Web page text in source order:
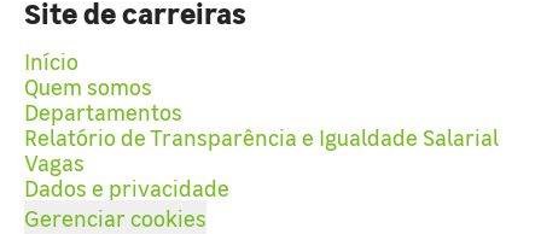
Site de carreiras
Início
Quem somos
Departamentos
Relatório de Transparência e Igualdade Salarial
Vagas
Dados e privacidade
Gerenciar cookies